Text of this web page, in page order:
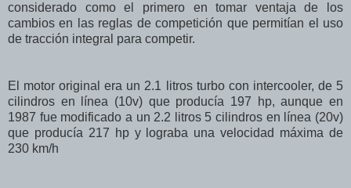
considerado como el primero en tomar ventaja de los
cambios en las reglas de competición que permitían el uso
de tracción integral para competir.
El motor original era un 2.1 litros turbo con intercooler, de 5
cilindros en línea (10v) que producía 197 hp, aunque en
1987 fue modificado a un 2.2 litros 5 cilindros en línea (20v)
que producía 217 hp y lograba una velocidad máxima de
230 km/h